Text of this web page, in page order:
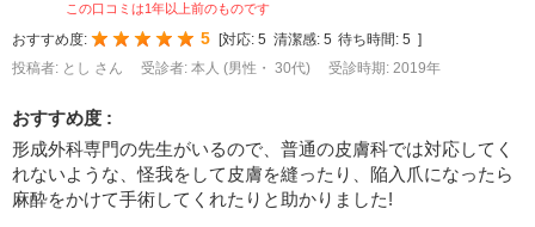
この口コミは1年以上前のものです
おすすめ度: 5 対応: 5 清潔感: 5 待ち時間: 5
投稿者: とし さん
受診者: 本人 (男性・ 30代) 受診時期: 2019年
おすすめ度 :
形成外科専門の先生がいるので、普通の皮膚科では対応してく
れないような、怪我をして皮膚を縫ったり、陥入爪になったら
麻酔をかけて手術してくれたりと助かりました!